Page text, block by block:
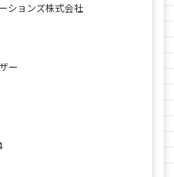
ションズ株式会社
ー